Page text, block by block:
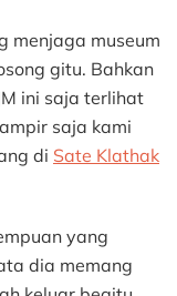
menjaga museum
gitu. Bahkan
ini saja terlihat
saja kami
di Sate Klathak
yang
dia memang